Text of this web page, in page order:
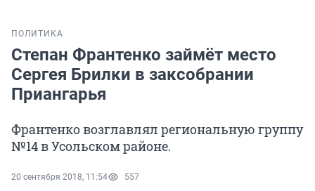
ПОЛИТИКА
Степан Франтенко займёт место
Сергея Брилки в заксобрании
Приангарья
Франтенко возглавлял региональную группу
№14 в Усольском районе.
20 сентября 2018, 11:54 557